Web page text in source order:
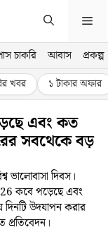
চাকরি আবাস প্রকল্প
খবর ১ টাকার অফার
এবং কত
সবথেকে বড়
ভালোবাসা দিবস।
কবে পড়েছে এবং
উদযাপন করার
প্রতিবেদন।